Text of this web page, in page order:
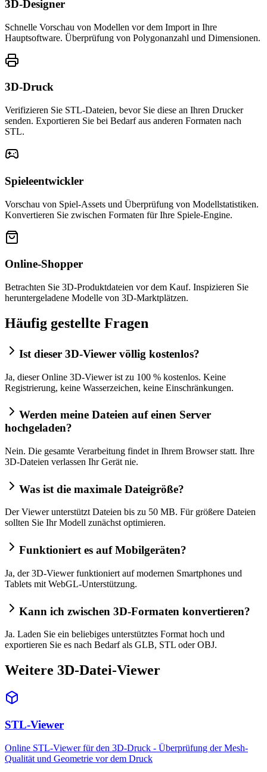
3D-Designer
Schnelle Vorschau von Modellen vor dem Import in Ihre
Hauptsoftware. Überprüfung von Polygonanzahl und Dimensionen.
3D-Druck
Verifizieren Sie STL-Dateien, bevor Sie diese an Ihren Drucker
senden. Exportieren Sie bei Bedarf aus anderen Formaten nach
STL.
Spieleentwickler
Vorschau von Spiel-Assets und Überprüfung von Modellstatistiken.
Konvertieren Sie zwischen Formaten für Ihre Spiele-Engine.
Online-Shopper
Betrachten Sie 3D-Produktdateien vor dem Kauf. Inspizieren Sie
heruntergeladene Modelle von 3D-Marktplätzen.
Häufig gestellte Fragen
Ist dieser 3D-Viewer völlig kostenlos?
Ja, dieser Online 3D-Viewer ist zu 100 % kostenlos. Keine
Registrierung, keine Wasserzeichen, keine Einschränkungen.
Werden meine Dateien auf einen Server
hochgeladen?
Nein. Die gesamte Verarbeitung findet in Ihrem Browser statt. Ihre
3D-Dateien verlassen Ihr Gerät nie.
Was ist die maximale Dateigröße?
Der Viewer unterstützt Dateien bis zu 50 MB. Für größere Dateien
sollten Sie Ihr Modell zunächst optimieren.
Funktioniert es auf Mobilgeräten?
Ja, der 3D-Viewer funktioniert auf modernen Smartphones und
Tablets mit WebGL-Unterstützung.
Kann ich zwischen 3D-Formaten konvertieren?
Ja. Laden Sie ein beliebiges unterstütztes Format hoch und
exportieren Sie es nach Bedarf als GLB, STL oder OBJ.
Weitere 3D-Datei-Viewer
STL-Viewer
Online STL-Viewer für den 3D-Druck - Überprüfung der Mesh-
Qualität und Geometrie vor dem Druck